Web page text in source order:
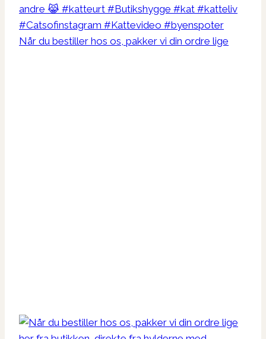
Når du bestiller hos os, pakker vi din ordre lige